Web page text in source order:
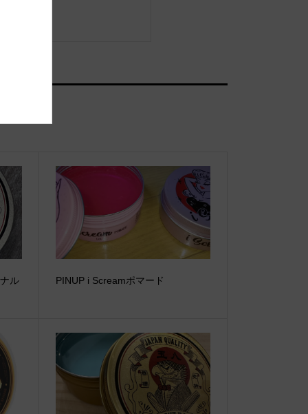
ル PINUP i Screamポマード